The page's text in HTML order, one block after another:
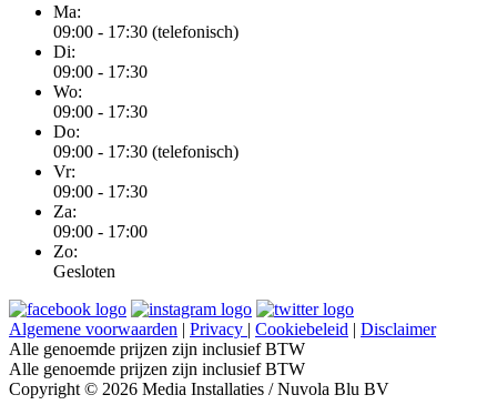
Ma:
09:00 - 17:30 (telefonisch)
Di:
09:00 - 17:30
Wo:
09:00 - 17:30
Do:
09:00 - 17:30 (telefonisch)
Vr:
09:00 - 17:30
Za:
09:00 - 17:00
Zo:
Gesloten
Algemene voorwaarden | Privacy | Cookiebeleid | Disclaimer
Alle genoemde prijzen zijn inclusief BTW
Alle genoemde prijzen zijn inclusief BTW
Copyright © 2026 Media Installaties / Nuvola Blu BV